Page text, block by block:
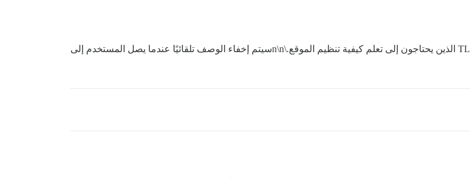
يتم عرض الوصف في القائمة المنسدلة للمستخدمين الجدد فقط في TL0 الذين يحتاجون إلى تعلم كيفية تنظيم الموقع.\n\nسيتم إخفاء الوصف تلقائيًا عندما يصل المستخدم إلى